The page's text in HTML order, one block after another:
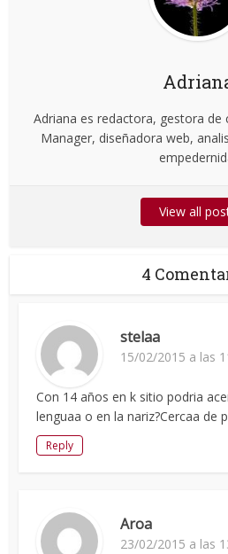
Adriana es redactora, gestora
Manager, diseñadora web,
View all
4
stelaa
15/02/2015 a las
Con 14 años en k sitio podria
lenguaa o en la nariz?Cercaa de
Reply
Aroa
23/02/2015 a las